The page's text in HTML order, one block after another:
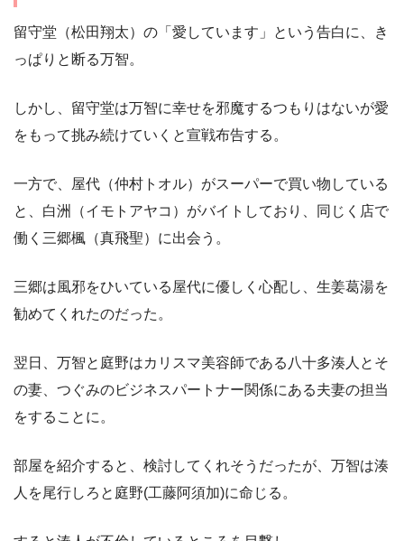
留守堂（松田翔太）の「愛しています」という告白に、き
っぱりと断る万智。
しかし、留守堂は万智に幸せを邪魔するつもりはないが愛
をもって挑み続けていくと宣戦布告する。
一方で、屋代（仲村トオル）がスーパーで買い物している
と、白洲（イモトアヤコ）がバイトしており、同じく店で
働く三郷楓（真飛聖）に出会う。
三郷は風邪をひいている屋代に優しく心配し、生姜葛湯を
勧めてくれたのだった。
翌日、万智と庭野はカリスマ美容師である八十多湊人とそ
の妻、つぐみのビジネスパートナー関係にある夫妻の担当
をすることに。
部屋を紹介すると、検討してくれそうだったが、万智は湊
人を尾行しろと庭野(工藤阿須加)に命じる。